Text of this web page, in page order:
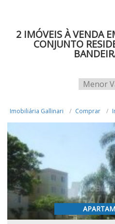
2 IMÓVEIS À VENDA
CONJUNTO
Imobiliária Gallinari Comprar